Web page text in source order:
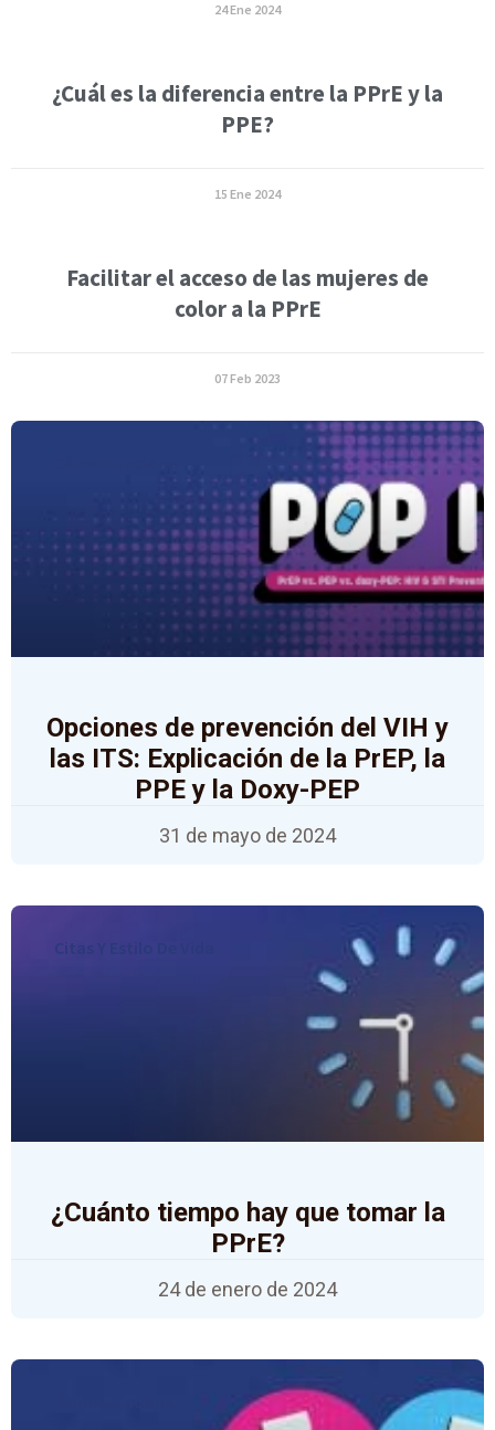
24 Ene 2024
¿Cuál es la diferencia entre la PPrE y la
PPE?
15 Ene 2024
Facilitar el acceso de las mujeres de
color a la PPrE
07 Feb 2023
Opciones de prevención del VIH y
las ITS: Explicación de la PrEP, la
PPE y la Doxy-PEP
31 de mayo de 2024
Citas Y Estilo De Vida
¿Cuánto tiempo hay que tomar la
PPrE?
24 de enero de 2024